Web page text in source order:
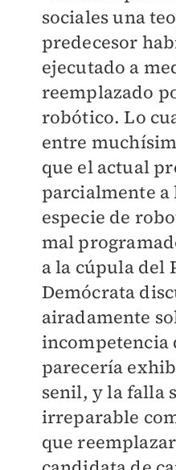
sociales una
predecesor
ejecutado a
reemplazado
robótico. Lo
entre
que el actual
parcialmente a
especie de
mal
a la cúpula del
Demócrata
airadamente
incompetencia
parecería
senil, y la falla
irreparable
que